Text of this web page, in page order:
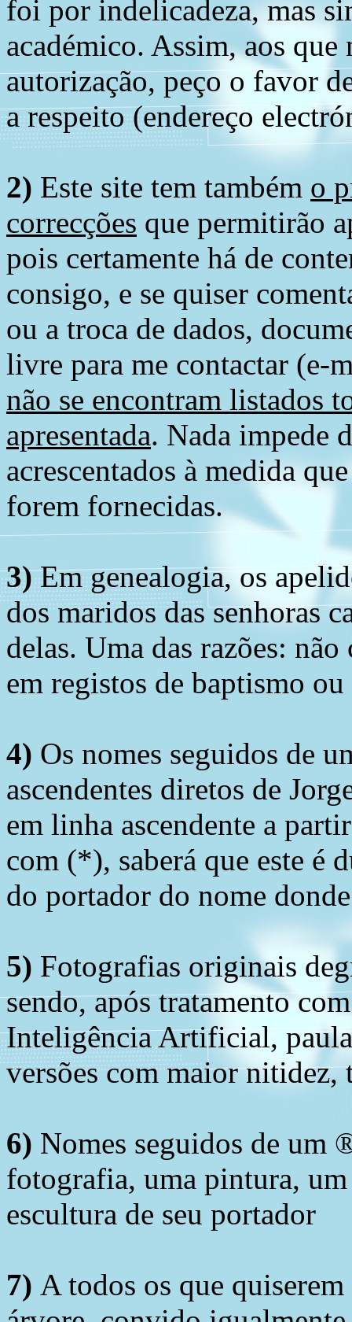
foi por indelicadeza, mas
académico. Assim, aos
autorização, peço o favor
a respeito (endereço
2) Este site tem também o
correcções que permitirão
pois certamente há de
consigo, e se quiser
ou a troca de dados,
livre para me contactar (e-
não se encontram listados
apresentada. Nada impede
acrescentados à medida
forem fornecidas.
3)Em genealogia, os
dos maridos das senhoras
delas. Uma das razões:
em registos de baptismo
4) Os nomes seguidos de
ascendentes diretos de
em linha ascendente a
com (*), saberá que este é
do portador do nome
5) Fotografias originais
sendo, após tratamento
Inteligência Artificial,
versões com maior nitidez,
6) Nomes seguidos de um
fotografia, uma pintura,
escultura de seu portador
7) A todos os que